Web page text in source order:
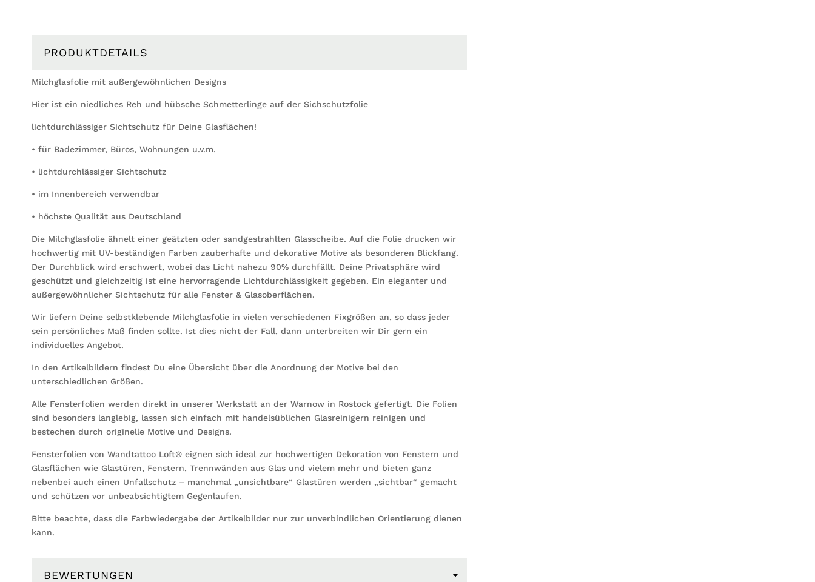
PRODUKTDETAILS
Milchglasfolie mit außergewöhnlichen Designs
Hier ist ein niedliches Reh und hübsche Schmetterlinge auf der Sichschutzfolie
lichtdurchlässiger Sichtschutz für Deine Glasflächen!
• für Badezimmer, Büros, Wohnungen u.v.m.
• lichtdurchlässiger Sichtschutz
• im Innenbereich verwendbar
• höchste Qualität aus Deutschland
Die Milchglasfolie ähnelt einer geätzten oder sandgestrahlten Glasscheibe. Auf die Folie drucken wir
hochwertig mit UV-beständigen Farben zauberhafte und dekorative Motive als besonderen Blickfang.
Der Durchblick wird erschwert, wobei das Licht nahezu 90% durchfällt. Deine Privatsphäre wird
geschützt und gleichzeitig ist eine hervorragende Lichtdurchlässigkeit gegeben. Ein eleganter und
außergewöhnlicher Sichtschutz für alle Fenster & Glasoberflächen.
Wir liefern Deine selbstklebende Milchglasfolie in vielen verschiedenen Fixgrößen an, so dass jeder
sein persönliches Maß finden sollte. Ist dies nicht der Fall, dann unterbreiten wir Dir gern ein
individuelles Angebot.
In den Artikelbildern findest Du eine Übersicht über die Anordnung der Motive bei den
unterschiedlichen Größen.
Alle Fensterfolien werden direkt in unserer Werkstatt an der Warnow in Rostock gefertigt. Die Folien
sind besonders langlebig, lassen sich einfach mit handelsüblichen Glasreinigern reinigen und
bestechen durch originelle Motive und Designs.
Fensterfolien von Wandtattoo Loft® eignen sich ideal zur hochwertigen Dekoration von Fenstern und
Glasflächen wie Glastüren, Fenstern, Trennwänden aus Glas und vielem mehr und bieten ganz
nebenbei auch einen Unfallschutz – manchmal „unsichtbare“ Glastüren werden „sichtbar“ gemacht
und schützen vor unbeabsichtigtem Gegenlaufen.
Bitte beachte, dass die Farbwiedergabe der Artikelbilder nur zur unverbindlichen Orientierung dienen
kann.
BEWERTUNGEN